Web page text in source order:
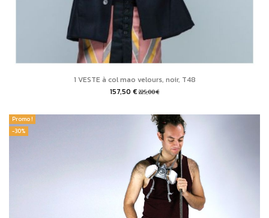
1 VESTE à col mao velours, noir, T48
157,50 €225,00 €
Promo !
-30%